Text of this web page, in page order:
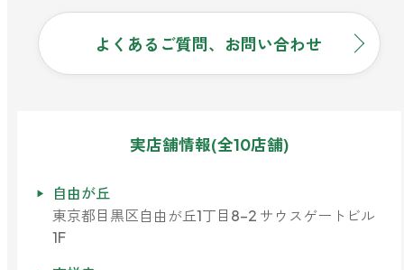
よくあるご質問、お問い合わせ
実店舗情報(全10店舗)
自由が丘
東京都目黒区自由が丘1丁目8-2 サウスゲートビル
1F